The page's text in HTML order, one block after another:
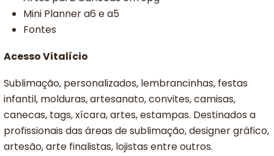
Mini Planner a6 e a5
Fontes
Acesso Vitalício
Sublimação, personalizados, lembrancinhas, festas
infantil, molduras, artesanato, convites, camisas,
canecas, tags, xícara, artes, estampas. Destinados a
profissionais das áreas de sublimação, designer gráfico,
artesão, arte finalistas, lojistas entre outros.